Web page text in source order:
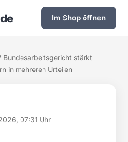
Im Shop öffnen
/ Bundesarbeitsgericht stärkt
in mehreren Urteilen
07:31 Uhr